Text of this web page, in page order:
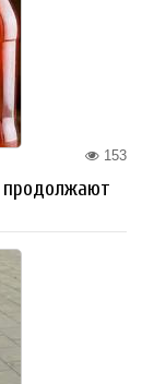
153
продолжают